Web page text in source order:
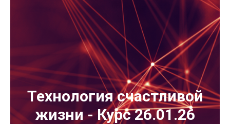
Технология счастливой
жизни - Курс 26.01.26